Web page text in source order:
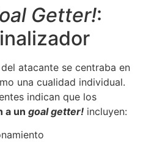
Getter!:
atacante se centraba en
una cualidad individual.
indican que los
a un goal getter! incluyen: